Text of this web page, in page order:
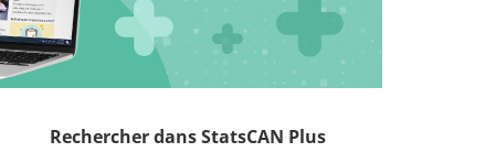
Rechercher dans StatsCAN Plus